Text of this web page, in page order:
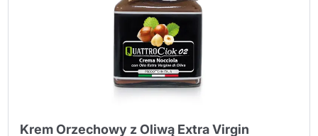
Krem Orzechowy z Oliwą Extra Virgin